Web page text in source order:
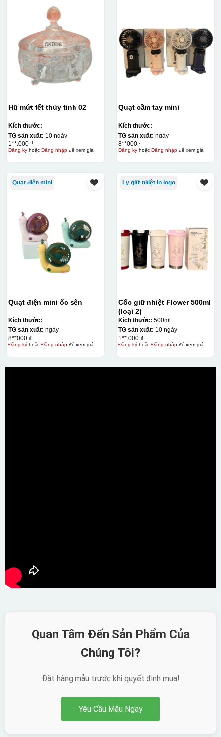
Hũ mứt tết thủy tinh 02
Kích thước:
TG sản xuất: 10 ngày
1**.000 ₫
Đăng kýhoặc Đăng nhậpđể xem giá
Quạt cầm tay mini
Kích thước:
TG sản xuất: ngày
8**000 ₫
Đăng kýhoặc Đăng nhậpđể xem giá
Quạt điện mini
Quạt điện mini ốc sên
Kích thước:
TG sản xuất: ngày
8**000 ₫
Đăng kýhoặc Đăng nhậpđể xem giá
Ly giữ nhiệt in logo
Cốc giữ nhiệt Flower 500ml
(loại 2)
Kích thước: 500ml
TG sản xuất: 10 ngày
1**.000 ₫
Đăng kýhoặc Đăng nhậpđể xem giá
Quan Tâm Đến Sản Phẩm Của
Chúng Tôi?
Đặt hàng mẫu trước khi quyết định mua!
Yêu Cầu Mẫu Ngay